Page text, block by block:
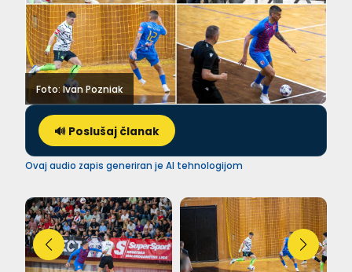
Foto: Ivan Pozniak
🔊 Poslušaj članak
Ovaj audio zapis generiran je AI tehnologijom